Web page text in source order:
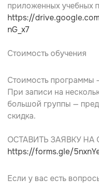
приложенных учебных
https://
nG_x7
Стоимость обучения
Стоимость программы
При записи на
большой группы —
скидка.
ОСТАВИТЬ ЗАЯВКУ НА
https://forms.gle/
Если у вас есть